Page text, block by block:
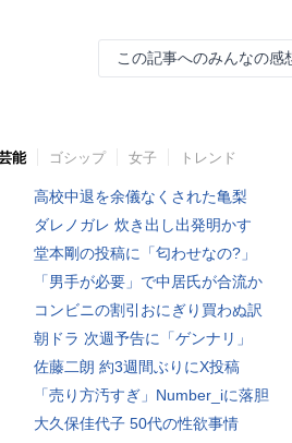
この記事へのみんなの感
能 ゴシップ 女子 トレンド
高校中退を余儀なくされた亀梨
ダレノガレ 炊き出し出発明かす
堂本剛の投稿に「匂わせなの?」
「男手が必要」で中居氏が合流か
コンビニの割引おにぎり買わぬ訳
朝ドラ 次週予告に「ゲンナリ」
佐藤二朗 約3週間ぶりにX投稿
「売り方汚すぎ」Number_iに落胆
大久保佳代子 50代の性欲事情